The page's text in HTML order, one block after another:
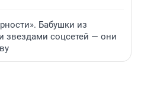
Бабушки из
звездами соцсетей — они